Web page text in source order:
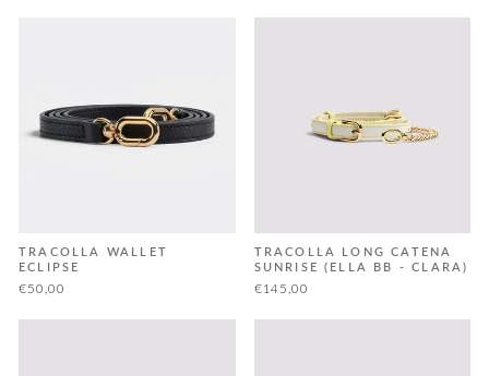
TRACOLLA WALLET
ECLIPSE
€50,00
TRACOLLA LONG CATENA
SUNRISE (ELLA BB - CLARA)
€145,00